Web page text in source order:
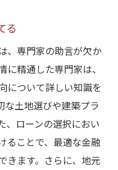
る
、専門家の助言が欠か
精通した専門家は、
について詳しい知識を
な土地選びや建築プラ
、ローンの選択におい
ることで、最適な金融
きます。さらに、地元